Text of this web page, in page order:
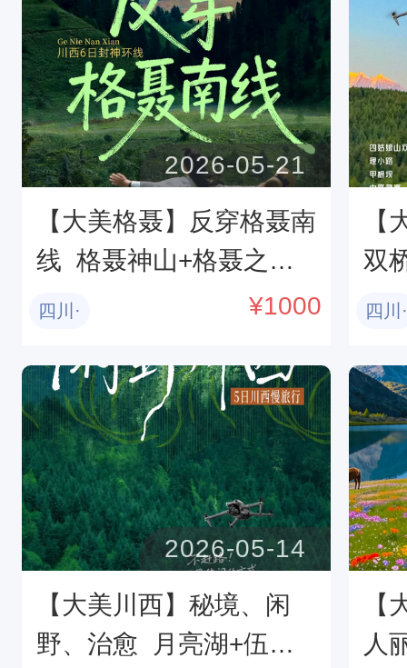
【大美格聂】反穿格聂南
线  格聂神山+格聂之眼
+新冷古寺+则巴村  一棵
塘勒通古镇+贡嘎雪山
2026-05-21
四川· ¥1000
【
双
+
四川·
【大美川西】秘境、闲
野、治愈  月亮湖+伍须
2026-05-14
【
人